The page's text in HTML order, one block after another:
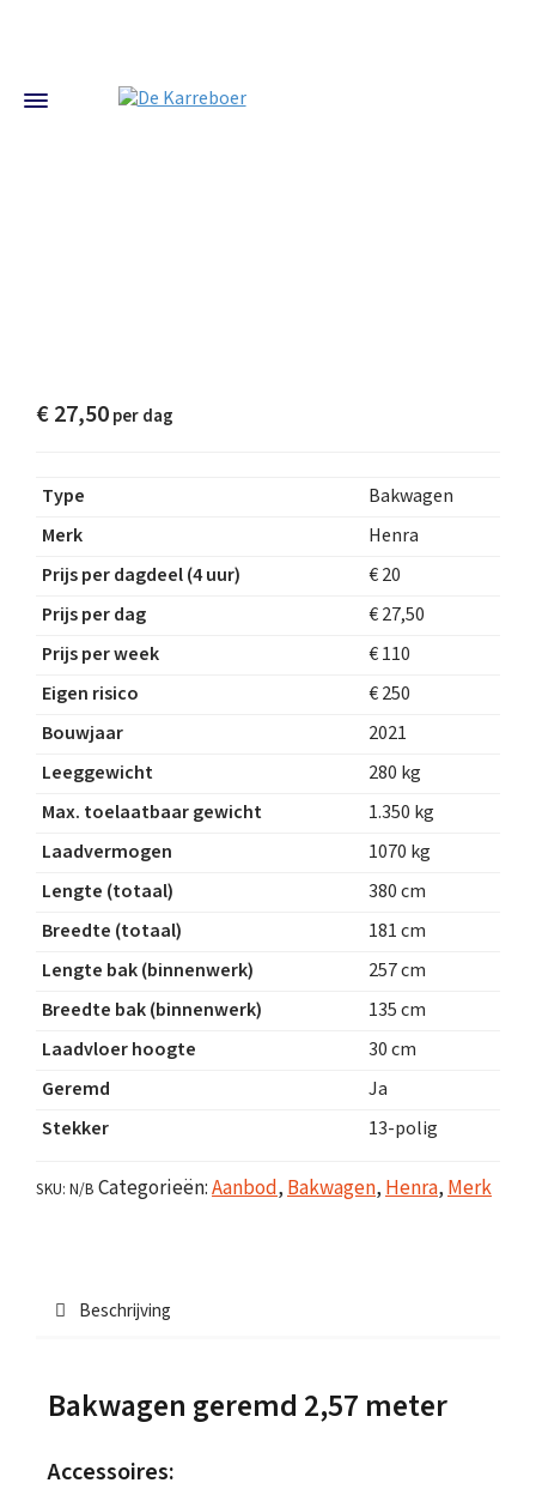
€27,50
Type
Bakwagen
Merk
Henra
Prijs per dagdeel (4 uur)
€ 20
Prijs per dag
€ 27,50
Prijs per week
€ 110
Eigen risico
€ 250
Bouwjaar
2021
Leeggewicht
280 kg
Max. toelaatbaar gewicht
1.350 kg
Laadvermogen
1070 kg
Lengte (totaal)
380 cm
Breedte (totaal)
181 cm
Lengte bak (binnenwerk)
257 cm
Breedte bak (binnenwerk)
135 cm
Laadvloer hoogte
30 cm
Geremd
Ja
Stekker
13-polig
SKU: N/B Categorieën:Aanbod, Bakwagen, Henra, Merk
Beschrijving
Bakwagen geremd 2,57 meter
Accessoires: